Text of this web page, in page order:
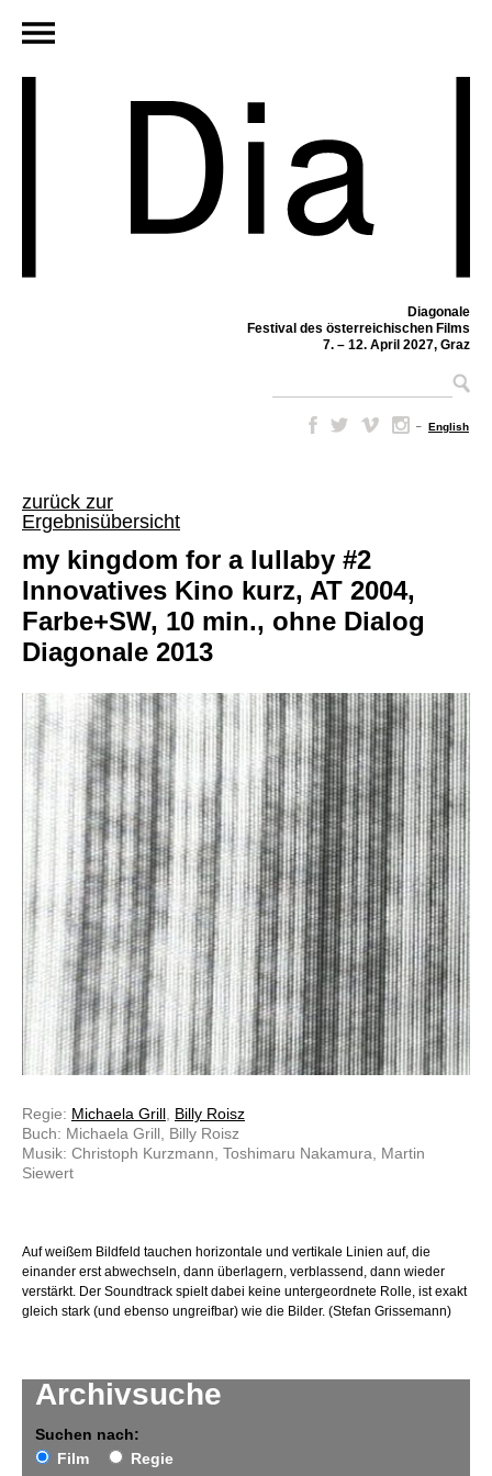
Diagonale
Festival des österreichischen Films
7. – 12. April 2027, Graz
– English
zurück zur
Ergebnisübersicht
Archivsuche
Suchen nach:
Film
Regie
my kingdom for a lullaby #2
Innovatives Kino kurz, AT 2004,
Farbe+SW, 10 min., ohne Dialog
Diagonale 2013
Regie: Michaela Grill Billy Roisz
Buch: Michaela Grill, Billy Roisz
Musik: Christoph Kurzmann, Toshimaru Nakamura, Martin
Siewert
Auf weißem Bildfeld tauchen horizontale und vertikale Linien auf, die
einander erst abwechseln, dann überlagern, verblassend, dann wieder
verstärkt. Der Soundtrack spielt dabei keine untergeordnete Rolle, ist exakt
gleich stark (und ebenso ungreifbar) wie die Bilder. (Stefan Grissemann)